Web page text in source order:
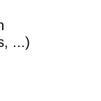
...)